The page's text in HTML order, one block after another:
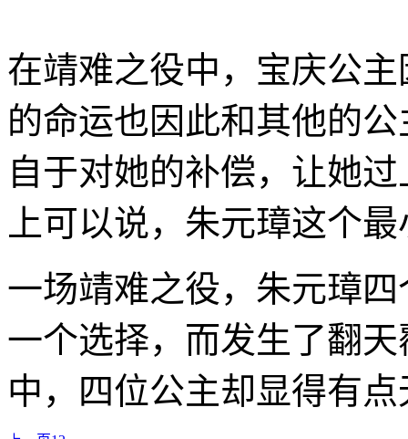
在靖难之役中，宝庆公
的命运也因此和其他的
自于对她的补偿，让她
上可以说，朱元璋这个
一场靖难之役，朱元璋
一个选择，而发生了翻
中，四位公主却显得有